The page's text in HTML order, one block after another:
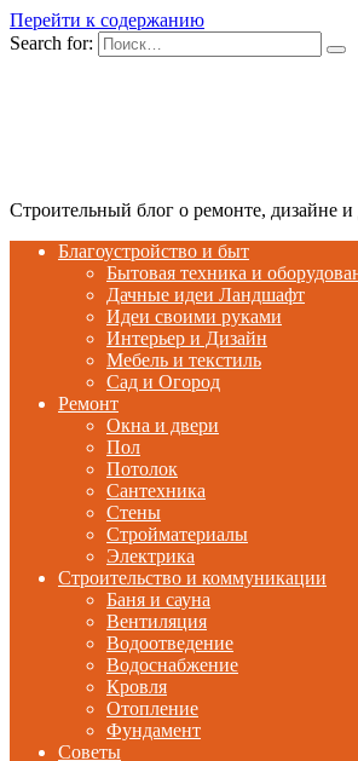
Перейти к содержанию
Search for:
Строительный блог о ремонте, дизайне и
Благоустройство и быт
Бытовая техника и
Дачные идеи Ландшафт
Идеи своими руками
Интерьер и Дизайн
Мебель и текстиль
Сад и Огород
Ремонт
Окна и двери
Пол
Потолок
Сантехника
Стены
Стройматериалы
Электрика
Строительство и коммуникации
Баня и сауна
Вентиляция
Водоотведение
Водоснабжение
Кровля
Отопление
Фундамент
Советы